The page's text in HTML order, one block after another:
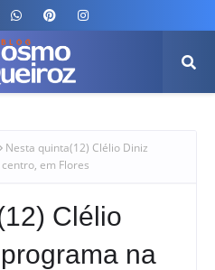
Nesta quinta(12) Clélio Diniz
em Flores
Clélio
na